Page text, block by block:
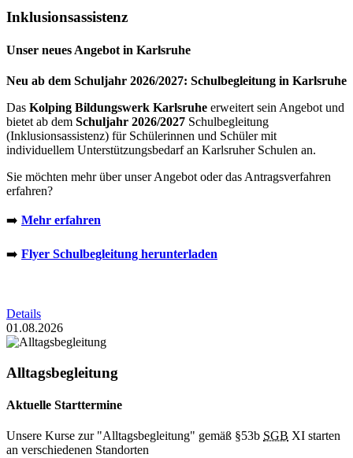
Inklusionsassistenz
Unser neues Angebot in Karlsruhe
Neu ab dem Schuljahr 2026/2027: Schulbegleitung in Karlsruhe
Das Kolping Bildungswerk Karlsruhe erweitert sein Angebot und
bietet ab dem Schuljahr 2026/2027 Schulbegleitung
(Inklusionsassistenz) für Schülerinnen und Schüler mit
individuellem Unterstützungsbedarf an Karlsruher Schulen an.
Sie möchten mehr über unser Angebot oder das Antragsverfahren
erfahren?
➡️ Mehr erfahren
➡️ Flyer Schulbegleitung herunterladen
Details
01.08.2026
Alltagsbegleitung
Aktuelle Starttermine
Unsere Kurse zur "Alltagsbegleitung" gemäß §53b SGB XI starten
an verschiedenen Standorten